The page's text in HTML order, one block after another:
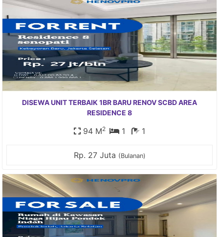
DISEWA UNIT TERBAIK 1BR BARU RENOV SCBD AREA
RESIDENCE 8
94 M2 1 1
Rp. 27 Juta (Bulanan)